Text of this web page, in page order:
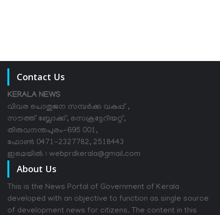
Contact Us
KERALA NEWS
വിവര പൊതുജന സമ്പര്‍ക്ക വകുപ്പ് ,
സൗത്ത് ബ്ലോക്ക്, സെക്രട്ടേറിയറ്റ്,
തിരുവനന്തപുരം-695 001,
ഫോൺ 0471-2327782, 2518443
ഇമെയിൽ : webprdkerala@gmail.com
About Us
This is the News Portal of Government of Kerala
developed with an objective to function as single source
of development news for citizens. The content in this